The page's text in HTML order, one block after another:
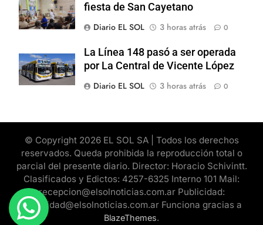
fiesta de San Cayetano
Diario EL SOL
3 horas atrás 0
La Línea 148 pasó a ser operada
por La Central de Vicente López
Diario EL SOL
3 horas atrás 0
© Copyright 2026 EL SOL SA | Todos los derechos
reservados. Queda prohibida la reproducción total o
parcial del presente diario. Director: Horacio Schivintt.
Clasificados y Edictos: 4257-6325 Interno 101 Mail:
recepcion@elsolnoticias.com.ar Publicidad:
publicidad@elsolnoticias.com.ar Funciona gracias a
BlazeThemes.